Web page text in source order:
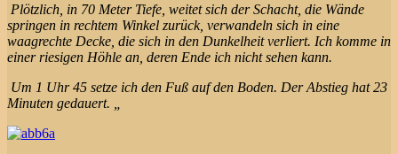
Plötzlich, in 70 Meter Tiefe, weitet sich der Schacht, die Wände
springen in rechtem Winkel zurück, verwandeln sich in eine
waagrechte Decke, die sich in den Dunkelheit verliert. Ich komme in
einer riesigen Höhle an, deren Ende ich nicht sehen kann.
Um 1 Uhr 45 setze ich den Fuß auf den Boden. Der Abstieg hat 23
Minuten gedauert. „